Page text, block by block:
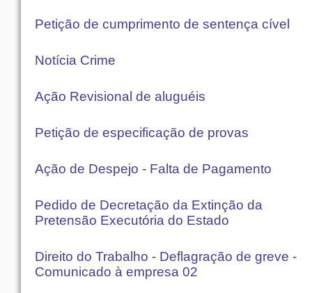
Petição de cumprimento de sentença cível
Notícia Crime
Ação Revisional de aluguéis
Petição de especificação de provas
Ação de Despejo - Falta de Pagamento
Pedido de Decretação da Extinção da
Pretensão Executória do Estado
Direito do Trabalho - Deflagração de greve -
Comunicado à empresa 02